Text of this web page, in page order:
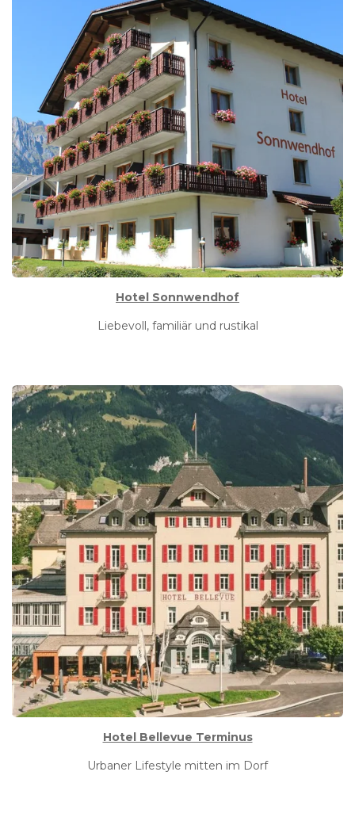
Hotel Sonnwendhof
Liebevoll, familiär und rustikal
Hotel Bellevue Terminus
Urbaner Lifestyle mitten im Dorf